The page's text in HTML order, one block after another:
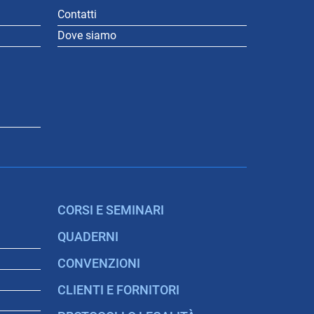
Contatti
Dove siamo
CORSI E SEMINARI
QUADERNI
CONVENZIONI
CLIENTI E FORNITORI